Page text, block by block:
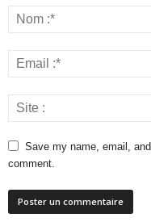
Save my name, email,
comment.